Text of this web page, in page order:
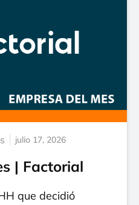
julio 17, 2026
| Factorial
que decidió